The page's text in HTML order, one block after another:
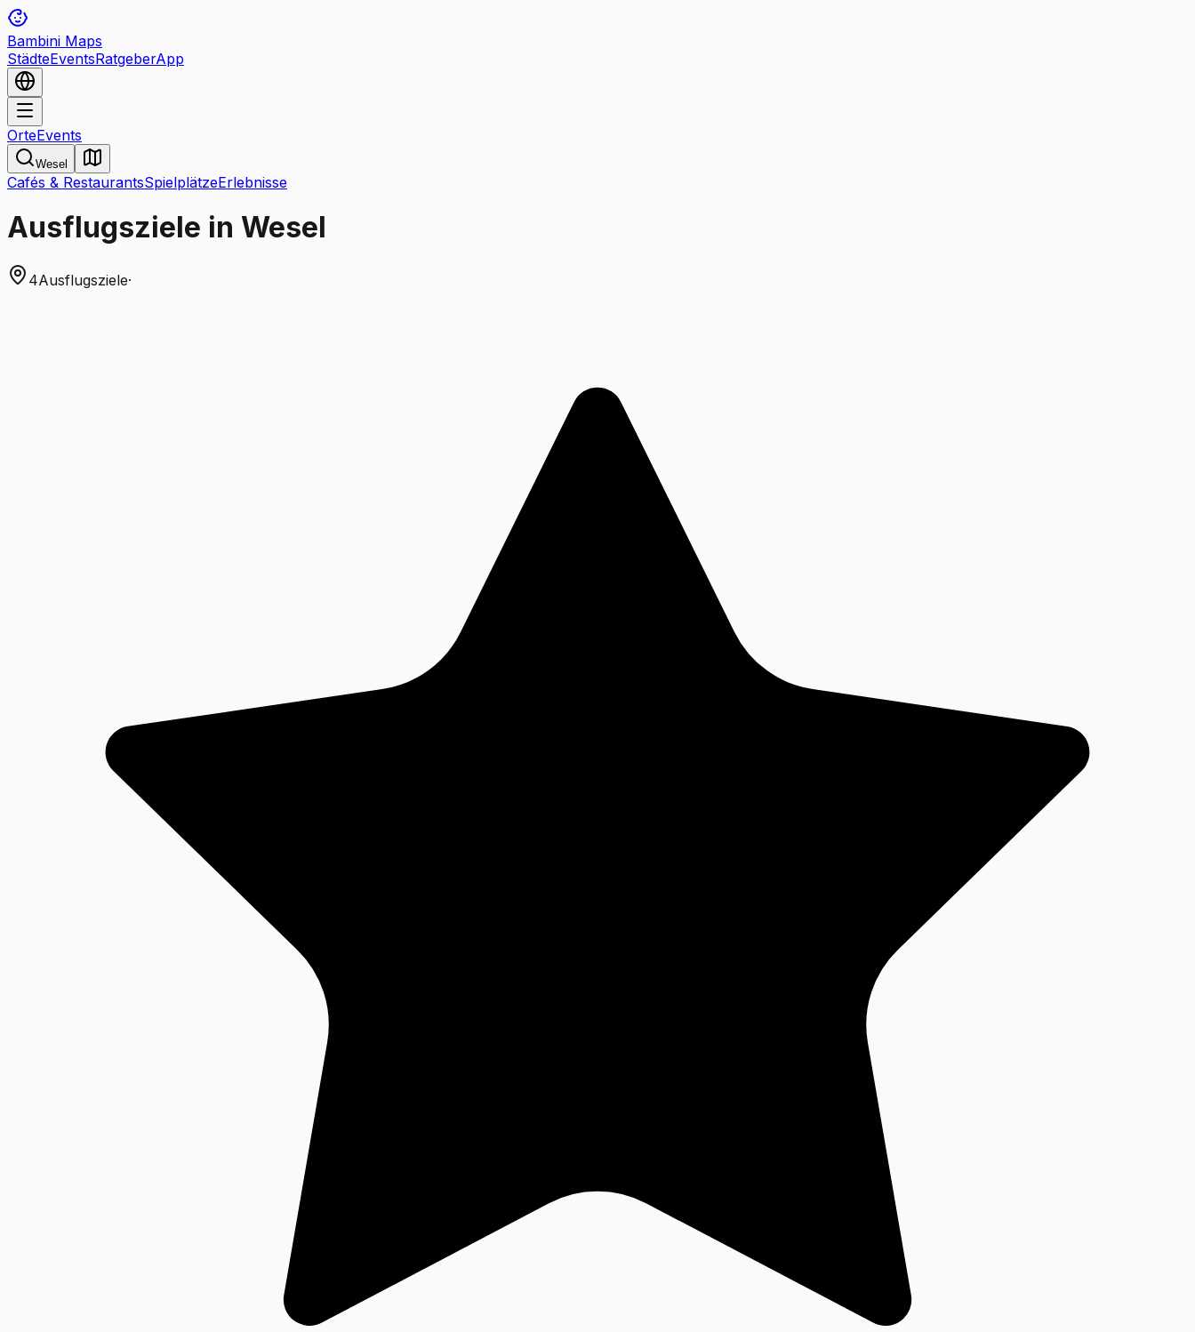
Bambini Maps
StädteEventsRatgeberApp
OrteEvents
Wesel
Cafés & RestaurantsSpielplätzeErlebnisse
Ausflugsziele in Wesel
4Ausflugsziele·